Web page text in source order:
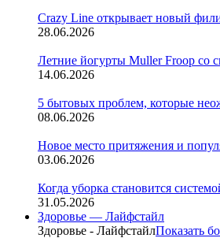
Crazy Line открывает новый
28.06.2026
Летние йогурты Muller Froop со
14.06.2026
5 бытовых проблем, которые
08.06.2026
Новое место притяжения и
03.06.2026
Когда уборка становится
31.05.2026
Здоровье — Лайфстайл
Здоровье - ЛайфстайлПоказать